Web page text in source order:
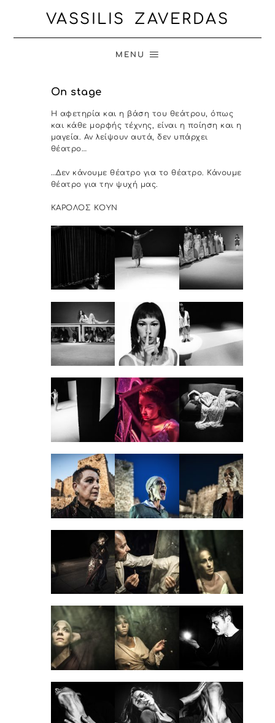
VASSILIS ZAVERDAS
MENU
On stage
Η αφετηρία και η βάση του θεάτρου, όπως
και κάθε μορφής τέχνης, είναι η ποίηση και η
μαγεία. Αν λείψουν αυτά, δεν υπάρχει
θέατρο…
…Δεν κάνουμε θέατρο για το θέατρο. Κάνουμε
θέατρο για την ψυχή μας.
ΚΑΡΟΛΟΣ ΚΟΥΝ